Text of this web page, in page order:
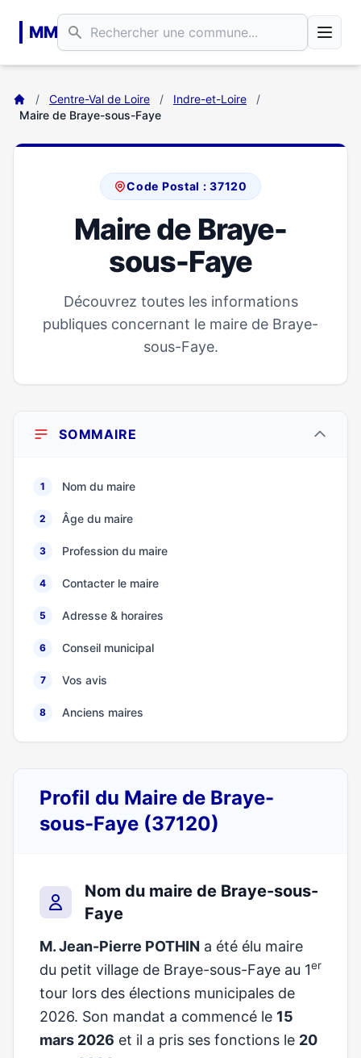
MM
/ Centre-Val de Loire / Indre-et-Loire
/
Maire de Braye-sous-Faye
Code Postal : 37120
Maire de Braye-
sous-Faye
Découvrez toutes les informations
publiques concernant le maire de Braye-
sous-Faye.
SOMMAIRE
1 Nom du maire
2 Âge du maire
3 Profession du maire
4 Contacter le maire
5 Adresse & horaires
6 Conseil municipal
7 Vos avis
8 Anciens maires
Profil du Maire de Braye-
sous-Faye (37120)
Nom du maire de Braye-sous-
Faye
M. Jean-Pierre POTHIN a été élu maire
du petit village de Braye-sous-Faye au 1er
tour lors des élections municipales de
2026. Son mandat a commencé le 15
mars 2026 et il a pris ses fonctions le 20